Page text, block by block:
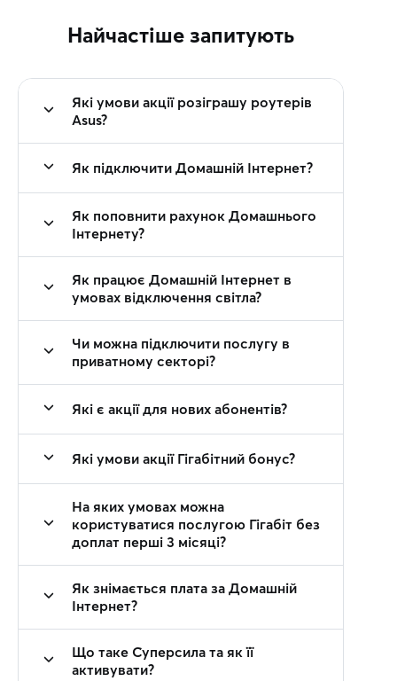
Найчастіше запитують
Які умови акції розіграшу роутерів
Asus?
Як підключити Домашній Інтернет?
Як поповнити рахунок Домашнього
Інтернету?
Як працює Домашній Інтернет в
умовах відключення світла?
Чи можна підключити послугу в
приватному секторі?
Які є акції для нових абонентів?
Які умови акції Гігабітний бонус?
На яких умовах можна
користуватися послугою Гігабіт без
доплат перші 3 місяці?
Як знімається плата за Домашній
Інтернет?
Що таке Суперсила та як її
активувати?